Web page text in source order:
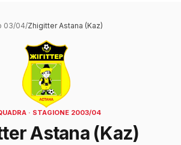
03/04/Zhigitter Astana (Kaz)
· STAGIONE 2003/04
Astana (Kaz)